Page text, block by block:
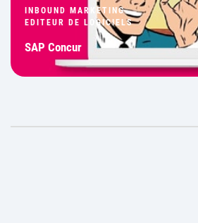
INBOUND MARKETING
EDITEUR DE LOGICIELS
SAP Concur